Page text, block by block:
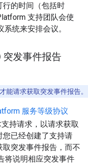
行的时间（包括时
支持团队会使
统来安排会议。
突发事件报告
能请求获取突发事件报告。
服务等级协议
持请求，以请求获取
已经创建了支持请
突发事件报告，而不
将说明相应突发事件